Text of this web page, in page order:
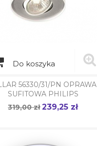
Do koszyka
56330/31/PN OPRAWA
SUFITOWA PHILIPS
Cena
319,00 zł Cena
239,25 zł